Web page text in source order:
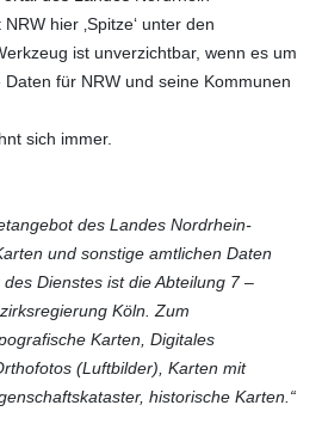
hier ‚Spitze‘ unter den
ist unverzichtbar, wenn es um
für NRW und seine Kommunen
sich immer.
des Landes Nordrhein-
und sonstige amtlichen Daten
Dienstes ist die Abteilung 7 –
Köln. Zum
Karten, Digitales
(Luftbilder), Karten mit
historische Karten.“